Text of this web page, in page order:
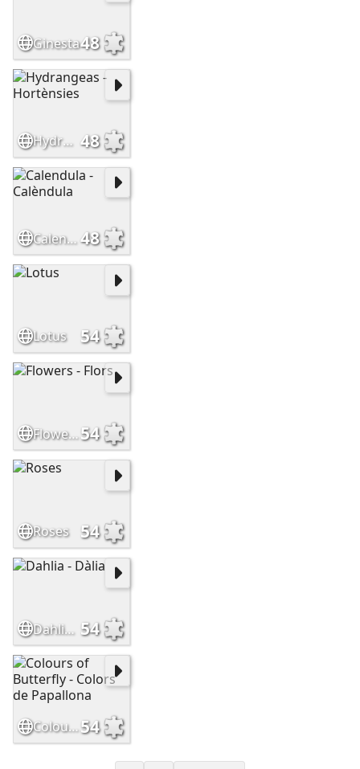
Ginesta48
Hydrangeas - Hortènsies 48
Calendula - Calèndula48
Lotus 54
Flowers - Flors54
Roses 54
Dahlia - Dàlia 54
Colours of Butterfly - Colors de Papallona54